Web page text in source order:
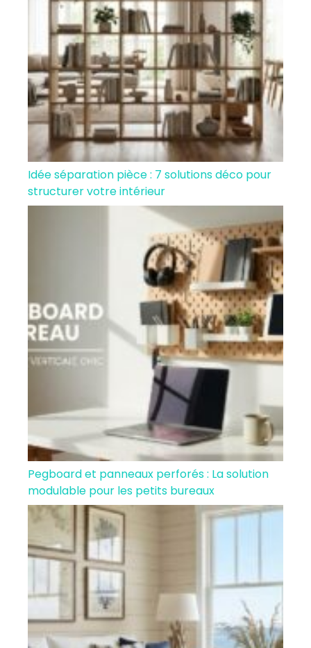
Idée séparation pièce : 7 solutions déco pour
structurer votre intérieur
Pegboard et panneaux perforés : La solution
modulable pour les petits bureaux